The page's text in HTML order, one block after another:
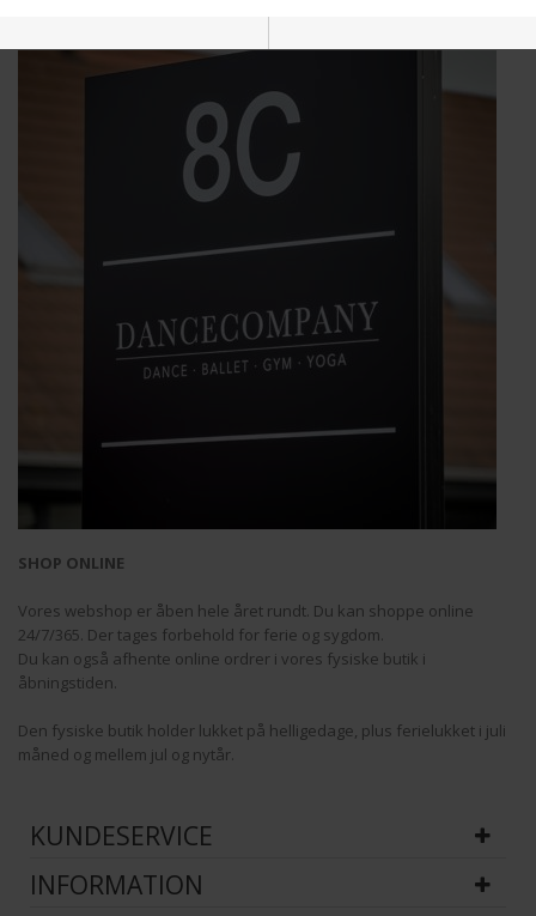
Nødvendige
SHOP ONLINE
Vores webshop er åben hele året rundt. Du kan shoppe online
24/7/365. Der tages forbehold for ferie og sygdom.
Du kan også afhente online ordrer i vores fysiske butik i
åbningstiden.
Den fysiske butik holder lukket på helligedage, plus ferielukket i juli
måned og mellem jul og nytår.
KUNDESERVICE
INFORMATION